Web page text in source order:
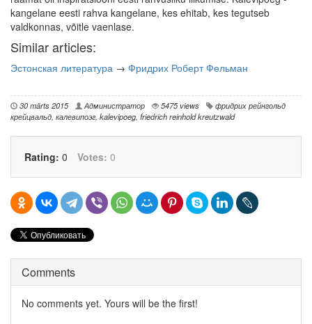
kangelane eesti rahva kangelane, kes ehitab, kes tegutseb
valdkonnas, võitle vaenlase.
Similar articles:
Эстонская литература → Фридрих Роберт Фельман
30 märts 2015 Администратор 5475 views
фридрих рейнгольд
крейцвальд, калевипоэг, kalevipoeg, friedrich reinhold kreutzwald
Rating: 0 Votes: 0
Comments
No comments yet. Yours will be the first!